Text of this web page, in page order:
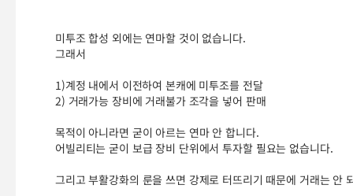
미투조 합성 외에는 연마할 것이 없습니다.
그래서
1)계정 내에서 이전하여 본캐에 미투조를 전달
2) 거래가능 장비에 거래불가 조각을 넣어 판매
목적이 아니라면 굳이 아르는 연마 안 합니다.
어빌리티는 굳이 보급 장비 단위에서 투자할 필요는 없습니다.
그리고 부활강화의 룬을 쓰면 강제로 터뜨리기 때문에 거래는 안